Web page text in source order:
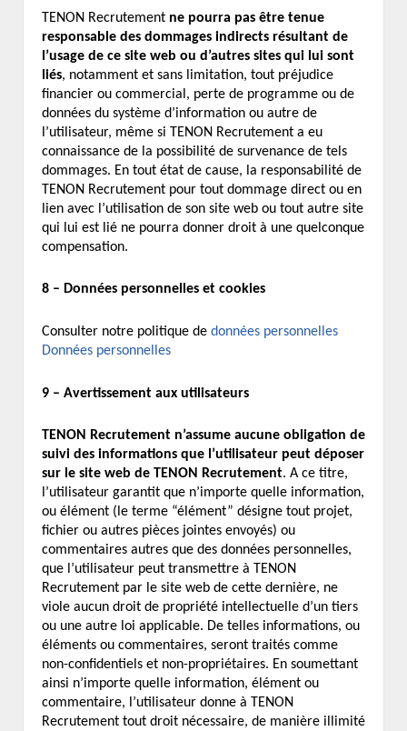
TENON Recrutement ne pourra pas être tenue
responsable des dommages indirects résultant de
l’usage de ce site web ou d’autres sites qui lui sont
liés, notamment et sans limitation, tout préjudice
financier ou commercial, perte de programme ou de
données du système d’information ou autre de
l’utilisateur, même si TENON Recrutement a eu
connaissance de la possibilité de survenance de tels
dommages. En tout état de cause, la responsabilité de
TENON Recrutement pour tout dommage direct ou en
lien avec l’utilisation de son site web ou tout autre site
qui lui est lié ne pourra donner droit à une quelconque
compensation.
8 – Données personnelles et cookies
Consulter notre politique de données personnelles
Données personnelles
9 – Avertissement aux utilisateurs
TENON Recrutement n’assume aucune obligation de
suivi des informations que l’utilisateur peut déposer
sur le site web de TENON Recrutement. A ce titre,
l’utilisateur garantit que n’importe quelle information,
ou élément (le terme “élément” désigne tout projet,
fichier ou autres pièces jointes envoyés) ou
commentaires autres que des données personnelles,
que l’utilisateur peut transmettre à TENON
Recrutement par le site web de cette dernière, ne
viole aucun droit de propriété intellectuelle d’un tiers
ou une autre loi applicable. De telles informations, ou
éléments ou commentaires, seront traités comme
non-confidentiels et non-propriétaires. En soumettant
ainsi n’importe quelle information, élément ou
commentaire, l’utilisateur donne à TENON
Recrutement tout droit nécessaire, de manière illimité